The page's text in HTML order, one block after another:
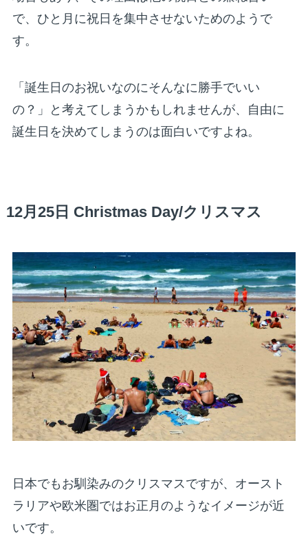
で、ひと月に祝日を集中させないためのようで
す。
「誕生日のお祝いなのにそんなに勝手でいい
の？」と考えてしまうかもしれませんが、自由に
誕生日を決めてしまうのは面白いですよね。
12月25日 Christmas Day/クリスマス
日本でもお馴染みのクリスマスですが、オースト
ラリアや欧米圏ではお正月のようなイメージが近
いです。